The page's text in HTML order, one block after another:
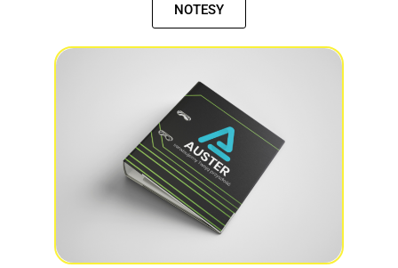
NOTESY